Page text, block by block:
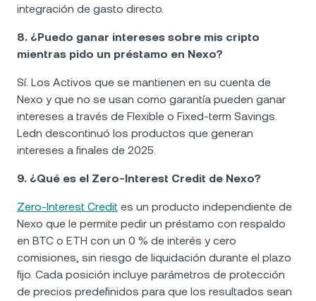
integración de gasto directo.
8. ¿Puedo ganar intereses sobre mis cripto
mientras pido un préstamo en Nexo?
Sí. Los Activos que se mantienen en su cuenta de
Nexo y que no se usan como garantía pueden ganar
intereses a través de Flexible o Fixed-term Savings.
Ledn descontinuó los productos que generan
intereses a finales de 2025.
9. ¿Qué es el Zero-Interest Credit de Nexo?
Zero-Interest Credit es un producto independiente de
Nexo que le permite pedir un préstamo con respaldo
en BTC o ETH con un 0 % de interés y cero
comisiones, sin riesgo de liquidación durante el plazo
fijo. Cada posición incluye parámetros de protección
de precios predefinidos para que los resultados sean